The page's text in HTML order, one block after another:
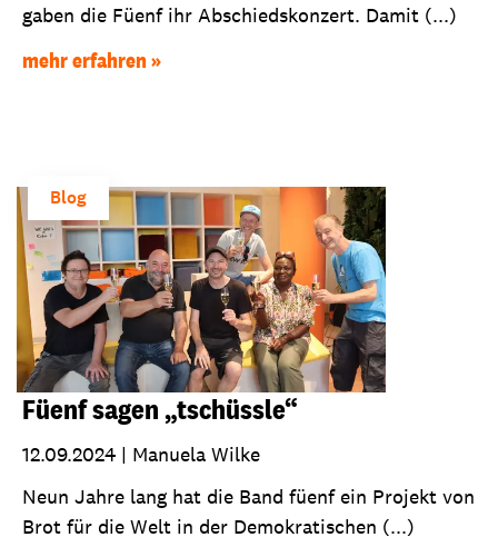
gaben die Füenf ihr Abschiedskonzert. Damit (...)
mehr erfahren
Blog
Füenf sagen „tschüssle“
12.09.2024 | Manuela Wilke
Neun Jahre lang hat die Band füenf ein Projekt von
Brot für die Welt in der Demokratischen (...)